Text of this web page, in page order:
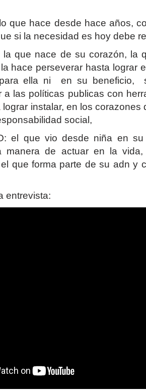
que hace desde hace años,
si la necesidad es hoy debe
la que nace de su corazón, la
hace perseverar hasta lograr
ella ni en su beneficio,
las políticas publicas con
lograr instalar, en los
social,
el que vio desde niña en
manera de actuar en la
que forma parte de su adn y
entrevista: